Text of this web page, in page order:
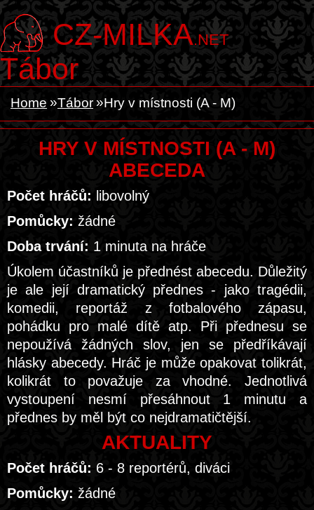
CZ-MILKA.NET
Tábor
Home Tábor Hry v místnosti (A - M)
HRY V MÍSTNOSTI (A - M)
ABECEDA
Počet hráčů: libovolný
Pomůcky: žádné
Doba trvání: 1 minuta na hráče
Úkolem účastníků je přednést abecedu. Důležitý
je ale její dramatický přednes - jako tragédii,
komedii, reportáž z fotbalového zápasu,
pohádku pro malé dítě atp. Při přednesu se
nepoužívá žádných slov, jen se předříkávají
hlásky abecedy. Hráč je může opakovat tolikrát,
kolikrát to považuje za vhodné. Jednotlivá
vystoupení nesmí přesáhnout 1 minutu a
přednes by měl být co nejdramatičtější.
AKTUALITY
Počet hráčů: 6 - 8 reportérů, diváci
Pomůcky: žádné